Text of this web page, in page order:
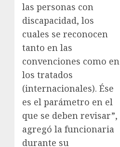
las personas con
discapacidad, los
cuales se reconocen
tanto en las
convenciones como en
los tratados
(internacionales). Ése
es el parámetro en el
que se deben revisar”,
agregó la funcionaria
durante su